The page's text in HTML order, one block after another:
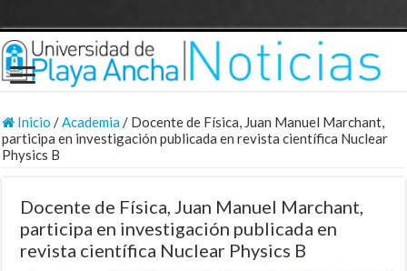
Inicio /Academia/ Docente de Física, Juan Manuel Marchant,
participa en investigación publicada en revista científica Nuclear
Physics B
Docente de Física, Juan Manuel Marchant,
participa en investigación publicada en
revista científica Nuclear Physics B